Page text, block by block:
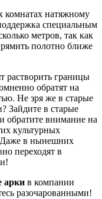
комнатах натяжному
специальным
метров, так как
полотно ближе
растворить границы
обратят на
Не зря же в старые
Зайдите в старые
обратите внимание на
культурных
Даже в нынешних
переходят в
арки в компании
разочарованными!